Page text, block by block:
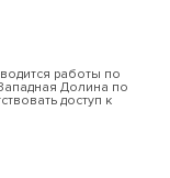
работы по
Долина по
доступ к